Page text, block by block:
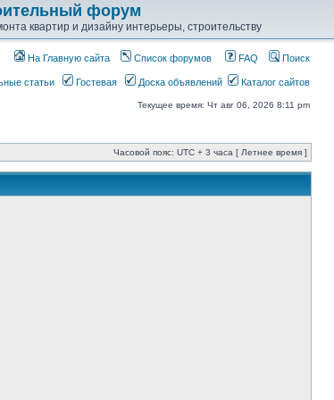
форум
квартир и дизайну интерьеры, строительству
На Главную сайта Список форумов FAQ Поиск
статьи Гостевая Доска объявлений Каталог сайтов
Текущее время: Чт авг 06, 2026 8:11 pm
Часовой пояс: UTC + 3 часа [ Летнее время ]